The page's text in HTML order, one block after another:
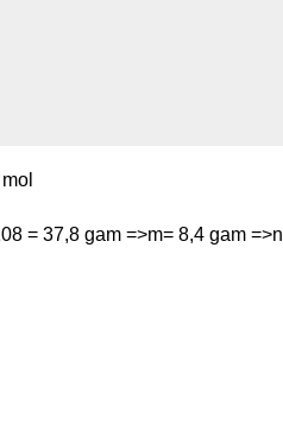
= 37,8 gam =>m= 8,4 gam =>n